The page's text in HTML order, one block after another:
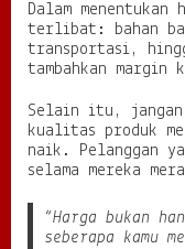
Dalam
terlibat: bahan
transportasi,
tambahkan
Selain itu, jangan
kualitas produk
naik. Pelanggan
selama mereka
“Harga bukan
seberapa kamu